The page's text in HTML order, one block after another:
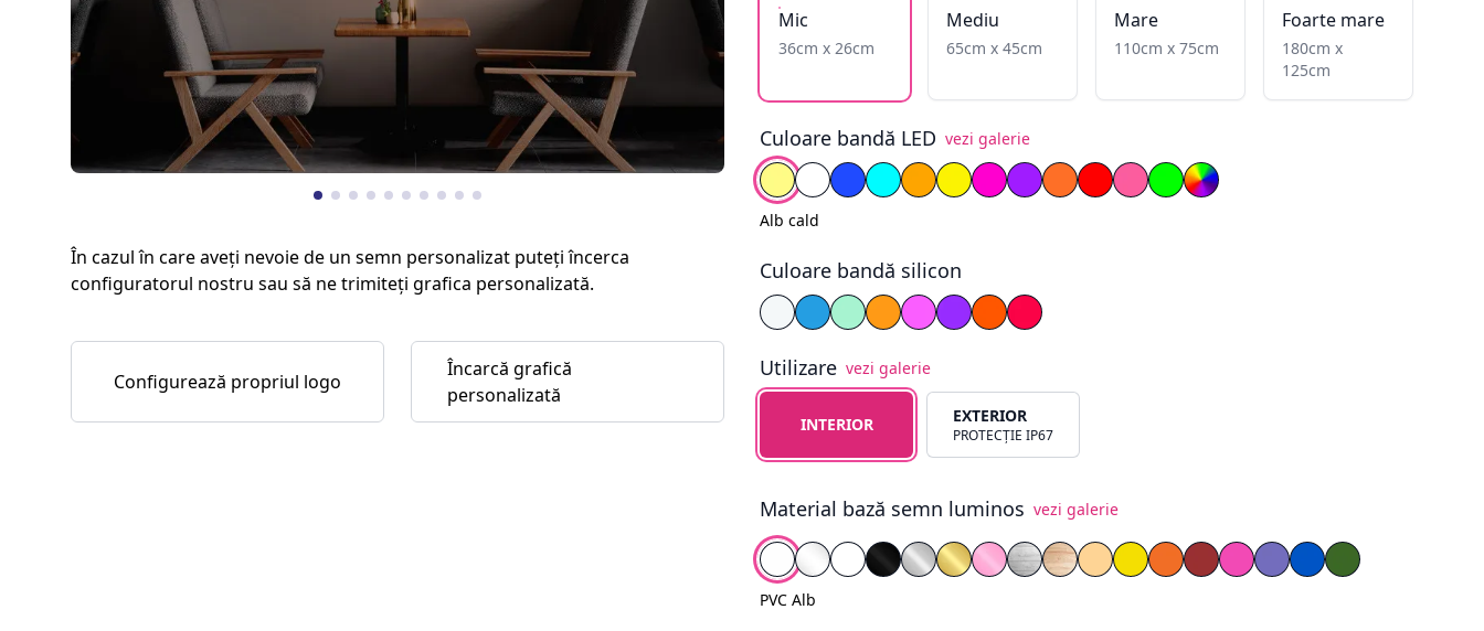
În cazul în care aveți nevoie de un semn personalizat puteți încerca
configuratorul nostru sau să ne trimiteți grafica personalizată.
Configurează propriul logo
Încarcă grafică
personalizată
Mic
36cm x 26cm
Mediu
65cm x 45cm
Mare
110cm x 75cm
Foarte mare
180cm x
125cm
Culoare bandă LED vezi galerie
Alege culoare
Alb caldAlb receAlbastru
Cyan Galben înflăcărat
Galben lemon
Magenta
Mov Portocaliu
Roșu Roz deschis
Verde
RGB
Alb cald
Culoare bandă silicon
Alege culoare silicon
Alb Albastru
Cyan GalbenMagenta
Mov Portocaliu
Roșu
Utilizare vezi galerie
Alege tipul de utilizare
INTERIOR EXTERIOR
PROTECȚIE IP67
Material bază semn luminos vezi galerie
Alege fundal
PVC AlbPlexiglas Transparent
Plexiglas Alb
Plexiglas Negru
Plexiglas Oglindă Argintiu
Plexiglas Oglindă Auriu
Plexiglas Oglindă Roz
Placaj Vopsit Alb
Lemn Natur
PVC Galben pal
PVC Galben
PVC Portocaliu
PVC RoșuPVC RozPVC MovPVC Albastru
PVC Verde
PVC Alb